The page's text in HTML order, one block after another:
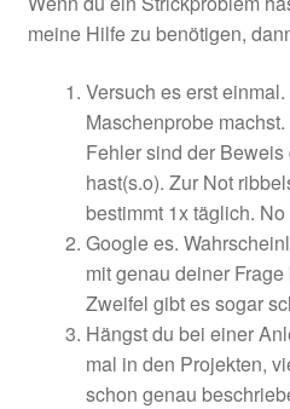
meine Hilfe zu benötigen,
Versuch es erst
Maschenprobe
Fehler sind der
hast(s.o). Zur Not
bestimmt 1x täglich.
Google es.
mit genau deiner
Zweifel gibt es sogar
Hängst du bei einer
mal in den Projekten,
schon genau